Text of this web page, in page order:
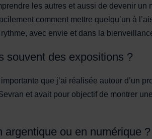
les autres et aussi de devenir un
comment mettre quelqu’un à
avec envie et dans la
souvent des expositions ?
que j’ai réalisée autour d’un
et avait pour objectif de montrer
argentique ou en numérique ?